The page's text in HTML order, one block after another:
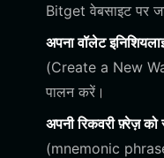
Bitget वेबसाइट पर
अपना वॉलेट
(Create a New
पालन करें।
अपनी रिकवरी फ़्रेज़ को
(mnemonic